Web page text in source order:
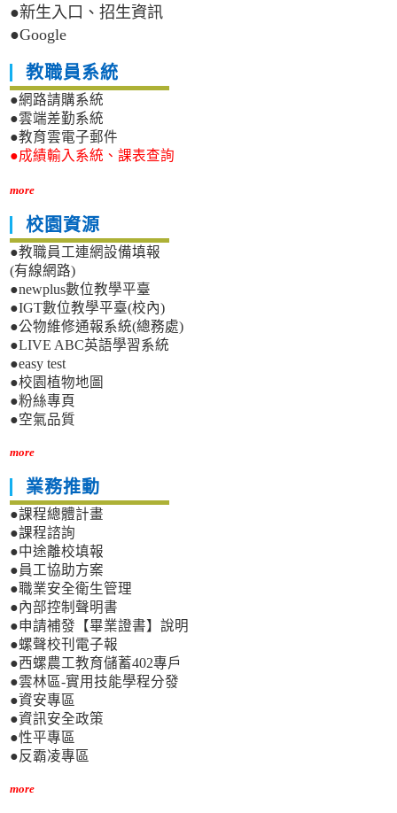
●新生入口、招生資訊
●Google
教職員系統
●網路請購系統
●雲端差勤系統
●教育雲電子郵件
●成績輸入系統、課表查詢
more
校園資源
●教職員工連網設備填報
(有線網路)
●newplus數位教學平臺
●IGT數位教學平臺(校內)
●公物維修通報系統(總務處)
●LIVE ABC英語學習系統
●easy test
●校園植物地圖
●粉絲專頁
●空氣品質
more
業務推動
●課程總體計畫
●課程諮詢
●中途離校填報
●員工協助方案
●職業安全衛生管理
●內部控制聲明書
●申請補發【畢業證書】說明
●螺聲校刊電子報
●西螺農工教育儲蓄402專戶
●雲林區-實用技能學程分發
●資安專區
●資訊安全政策
●性平專區
●反霸凌專區
more